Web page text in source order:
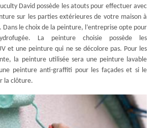
David possède les atouts pour effectuer avec
sur les parties extérieures de votre maison à
Dans le choix de la peinture, l’entreprise opte pour
La peinture choisie possède les
et une peinture qui ne se décolore pas. Pour les
la peinture utilisée sera une peinture lavable
peinture anti-graffiti pour les façades et si le
la clôture.